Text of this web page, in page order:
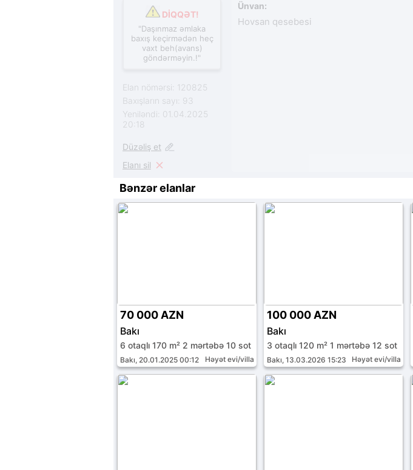
DİQQƏT!
"Daşınmaz əmlaka
baxış keçirmədən heç
vaxt beh(avans)
göndərməyin.!"
Elan nömərsi: 120825
Baxışların sayı: 93
Yeniləndi: 01.04.2025
20:18
Düzəliş et
Elanı sil
Ünvan:
Hovsan qesebesi
Bənzər elanlar
70 000 AZN
Bakı
6 otaqlı 170 m² 2 mərtəbə 10 sot
Bakı, 20.01.2025 00:12 Həyət evi/villa
100 000 AZN
Bakı
3 otaqlı 120 m² 1 mərtəbə 12 sot
Bakı, 13.03.2026 15:23 Həyət evi/villa